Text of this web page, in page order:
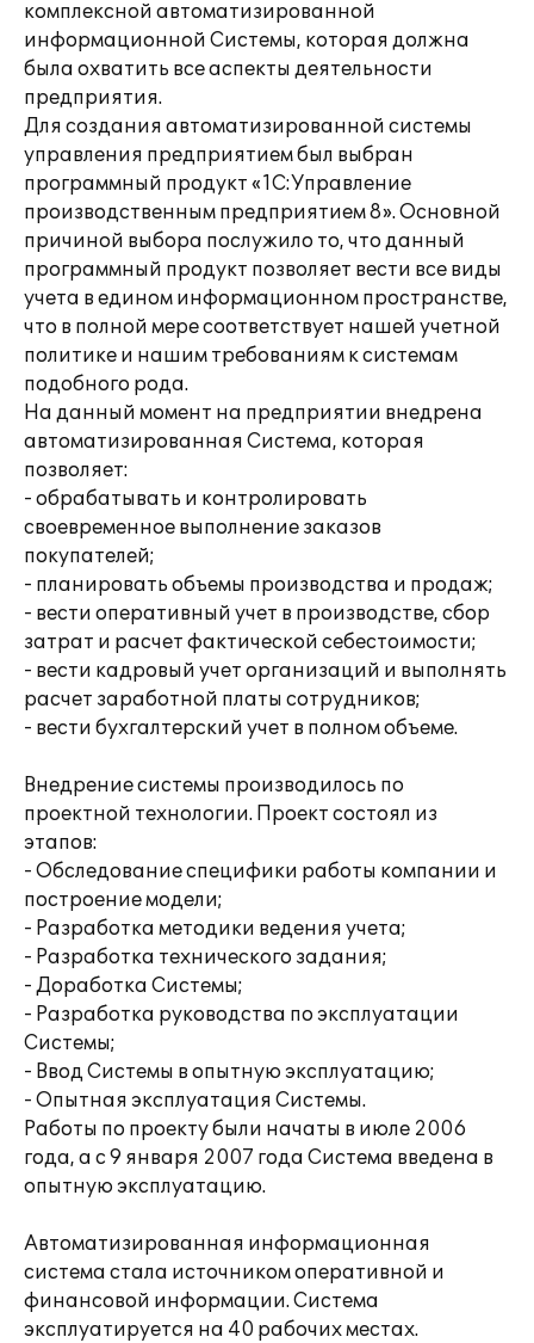
комплексной автоматизированной
информационной Системы, которая должна
была охватить все аспекты деятельности
предприятия.
Для создания автоматизированной системы
управления предприятием был выбран
программный продукт «1С:Управление
производственным предприятием 8». Основной
причиной выбора послужило то, что данный
программный продукт позволяет вести все виды
учета в едином информационном пространстве,
что в полной мере соответствует нашей учетной
политике и нашим требованиям к системам
подобного рода.
На данный момент на предприятии внедрена
автоматизированная Система, которая
позволяет:
- обрабатывать и контролировать
своевременное выполнение заказов
покупателей;
- планировать объемы производства и продаж;
- вести оперативный учет в производстве, сбор
затрат и расчет фактической себестоимости;
- вести кадровый учет организаций и выполнять
расчет заработной платы сотрудников;
- вести бухгалтерский учет в полном объеме.
Внедрение системы производилось по
проектной технологии. Проект состоял из
этапов:
- Обследование специфики работы компании и
построение модели;
- Разработка методики ведения учета;
- Разработка технического задания;
- Доработка Системы;
- Разработка руководства по эксплуатации
Системы;
- Ввод Системы в опытную эксплуатацию;
- Опытная эксплуатация Системы.
Работы по проекту были начаты в июле 2006
года, а с 9 января 2007 года Система введена в
опытную эксплуатацию.
Автоматизированная информационная
система стала источником оперативной и
финансовой информации. Система
эксплуатируется на 40 рабочих местах.